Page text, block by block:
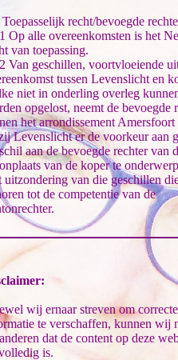
Toepasselijk recht/bevoegde
Op alle overeenkomsten is het
van toepassing.
Van geschillen, voortvloeiende
tussen Levenslicht en
niet in onderling overleg
opgelost, neemt de bevoegde
het arrondissement Amersfoort
Levenslicht er de voorkeur aan
aan de bevoegde rechter van
van de koper te
uitzondering van die geschillen
tot de competentie van de
wij ernaar streven om correcte
te verschaffen, kunnen wij
dat de content op deze
is.